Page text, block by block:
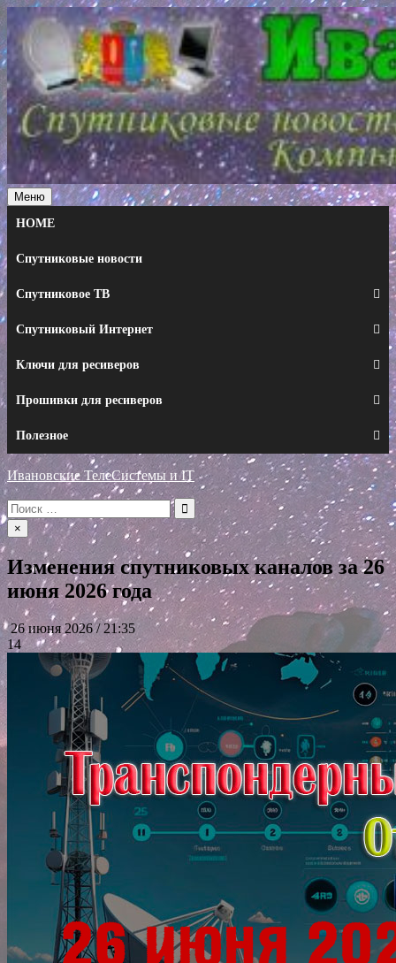
Перейти
к
содержимому
Меню
HOME
Спутниковые новости
Спутниковое ТВ
Спутниковый Интернет
Ключи для ресиверов
Прошивки для ресиверов
Полезное
Ивановские ТелеСистемы и IT
Искать:
×
Изменения спутниковых каналов за 26
июня 2026 года
26 июня 2026 / 21:35
14